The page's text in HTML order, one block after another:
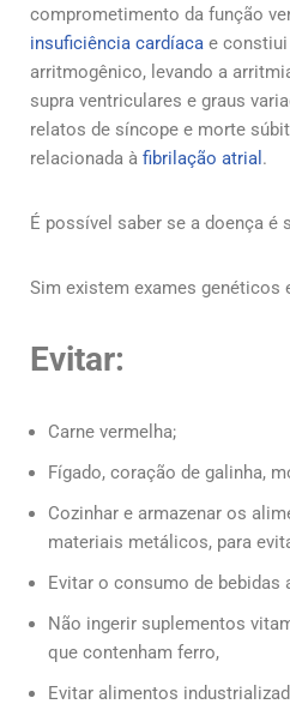
comprometimento da função
insuficiência cardíaca e
arritmogênico, levando a
supra ventriculares e graus
relatos de síncope e morte
relacionada à fibrilação atrial .
É possível saber se a doença é
Sim existem exames genéticos
Evitar:
Carne vermelha;
Fígado, coração de galinha,
Cozinhar e armazenar os
materiais metálicos, para
Evitar o consumo de bebidas
Não ingerir suplementos
que contenham ferro,
Evitar alimentos